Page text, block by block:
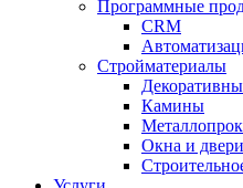
Программные
CRM
Стройматериалы
Камины
Окна и двери